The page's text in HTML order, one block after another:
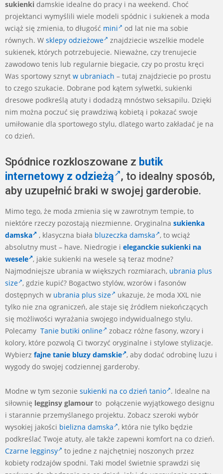
sukienki damskie idealne do pracy i na weekend. Choć
projektanci wymyślili wiele modeli spódnic i sukienek a moda
wciąż się zmienia, to długość mini
od lat nie ma sobie
równych. W sklepy odzieżowe
znajdziecie wszelkie modele
sukienek, których potrzebujecie. Nieważne, czy trenujecie
zawodowo tenis lub regularnie biegacie, czy po prostu kręci
Was sportowy sznyt w ubraniach – tutaj znajdziecie po prostu
to czego szukacie. Dobrane pod kątem sylwetki, sukienki
dresowe podkreślą atuty i dodadzą mnóstwo seksapilu. Dzięki
nim można poczuć się prawdziwą kobietą i pokazać swoje
umiłowanie dla sportowego stylu, dlatego warto zakładać je na
co dzień.
Spódnice rozkloszowane z butik
internetowy z odzieżą
, to idealny sposób,
aby uzupełnić braki w swojej garderobie.
Mimo tego, że moda zmienia się w zawrotnym tempie, to
niektóre rzeczy pozostają niezmienne. Oryginalna sukienka
damska
, klasyczna biała bluzeczka damska , to wciąż
absolutny must – have. Niedrogie i eleganckie sukienki na
wesele , jakie sukienki na wesele są teraz modne?
Najmodniejsze ubrania w większych rozmiarach, ubrania plus
size , gdzie kupić? Bogactwo stylów, wzorów i fasonów
dostępnych w ubrania plus size
ukazuje, że moda XXL nie
tylko nie zna ograniczeń, ale staje się źródłem niekończących
się możliwości wyrażania swojego indywidualnego stylu.
Polecamy Tanie butiki online
zobacz różne fasony, wzory i
kolory, które pozwolą Ci tworzyć oryginalne i stylowe stylizacje.
Wybierz fajne tanie bluzy damskie , aby dodać odrobinę luzu i
wygody do swojej codziennej garderoby.
Modne w tym sezonie sukienki na co dzień tanio . Idealne na
siłownię legginsy glamour to połączenie wyjątkowego designu
i starannie przemyślanego projektu. Zobacz szeroki wybór
wysokiej jakości bielizna damska , która nie tylko będzie
podkreślać Twoje atuty, ale także zapewni komfort na co dzień.
Czarne legginsy
to jedne z najchętniej noszonych przez
kobiety rodzajów spodni. Taki model świetnie sprawdzi się